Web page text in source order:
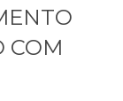
COM